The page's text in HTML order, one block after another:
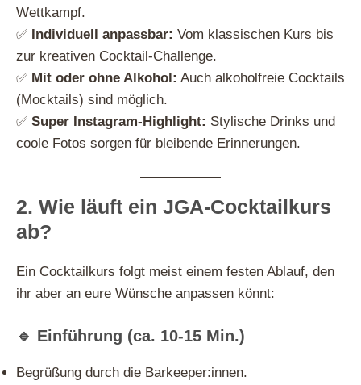
Wettkampf.
✅ Individuell anpassbar: Vom klassischen Kurs bis
zur kreativen Cocktail-Challenge.
✅ Mit oder ohne Alkohol: Auch alkoholfreie Cocktails
(Mocktails) sind möglich.
✅ Super Instagram-Highlight: Stylische Drinks und
coole Fotos sorgen für bleibende Erinnerungen.
2. Wie läuft ein JGA-Cocktailkurs
ab?
Ein Cocktailkurs folgt meist einem festen Ablauf, den
ihr aber an eure Wünsche anpassen könnt:
🔹 Einführung (ca. 10-15 Min.)
Begrüßung durch die Barkeeper:innen.